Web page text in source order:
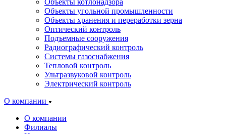
Объекты котлонадзора
Объекты угольной промышленности
Объекты хранения и переработки зерна
Оптический контроль
Подъемные сооружения
Радиографический контроль
Системы газоснабжения
Тепловой контроль
Ультразвуковой контроль
Электрический контроль
О компании
О компании
Филиалы